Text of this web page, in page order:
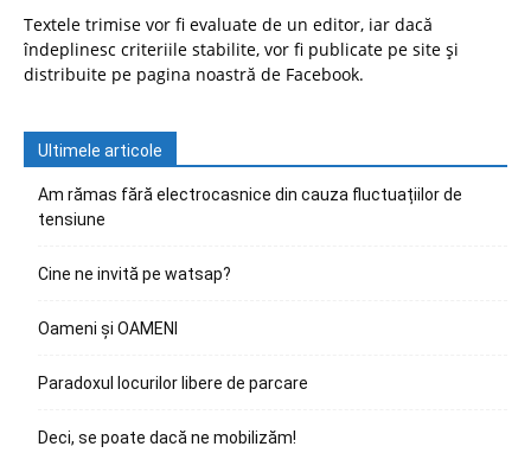
Textele trimise vor fi evaluate de un editor, iar dacă
îndeplinesc criteriile stabilite, vor fi publicate pe site și
distribuite pe pagina noastră de Facebook.
Ultimele articole
Am rămas fără electrocasnice din cauza fluctuațiilor de
tensiune
Cine ne invită pe watsap?
Oameni și OAMENI
Paradoxul locurilor libere de parcare
Deci, se poate dacă ne mobilizăm!